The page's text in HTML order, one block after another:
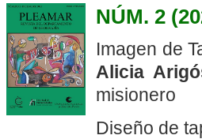
NÚM. 2
Imagen de
Alicia
misionero
Diseño de